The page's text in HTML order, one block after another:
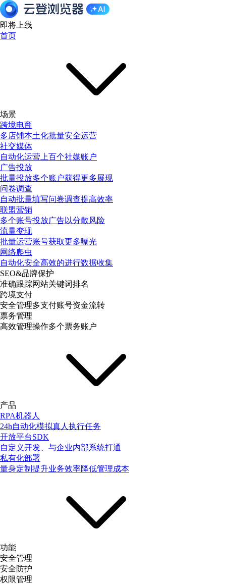
即将上线
首页
场景
跨境电商
多店铺本土化批量安全运营
社交媒体
自动化运营上百个社媒账户
广告投放
批量投放多个账户获得更多展现
问卷调查
自动批量填写问卷调查提高效率
联盟营销
多个账号投放广告以分散风险
流量变现
批量运营账号获取更多曝光
网络爬虫
自动化安全高效的进行数据收集
SEO&品牌保护
准确跟踪网站关键词排名
跨境支付
安全管理多支付账号资金流转
票务管理
高效管理操作多个票务账户
产品
RPA机器人
24h自动化模拟真人执行任务
开放平台SDK
自定义开发、与企业内部系统打通
私有化部署
量身定制提升业务效率降低管理成本
功能
安全管理
安全防护
权限管理